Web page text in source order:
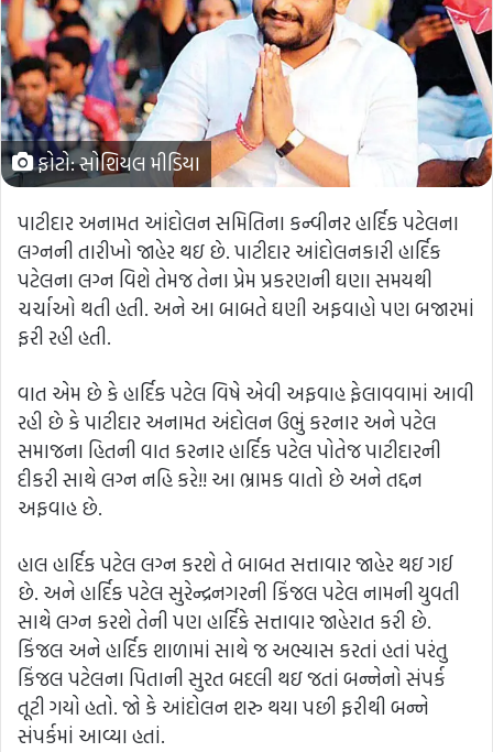
ફોટો: સોશિયલ મીડિયા
પાટીદાર અનામત આંદોલન સમિતિના કન્વીનર હાર્દિક પટેલના
લગ્નની તારીખો જાહેર થઇ છે. પાટીદાર આંદોલનકારી હાર્દિક
પટેલના લગ્ન વિશે તેમજ તેના પ્રેમ પ્રકરણની ઘણા સમયથી
ચર્ચાઓ થતી હતી. અને આ બાબતે ઘણી અફવાહો પણ બજારમાં
ફરી રહી હતી.
વાત એમ છે કે હાર્દિક પટેલ વિષે એવી અફવાહ ફેલાવવામાં આવી
રહી છે કે પાટીદાર અનામત અંદોલન ઉભું કરનાર અને પટેલ
સમાજના હિતની વાત કરનાર હાર્દિક પટેલ પોતેજ પાટીદારની
દીકરી સાથે લગ્ન નહિ કરે!! આ ભ્રામક વાતો છે અને તદ્દન
અફવાહ છે.
હાલ હાર્દિક પટેલ લગ્ન કરશે તે બાબત સત્તાવાર જાહેર થઇ ગઈ
છે. અને હાર્દિક પટેલ સુરેન્દ્રનગરની કિંજલ પટેલ નામની યુવતી
સાથે લગ્ન કરશે તેની પણ હાર્દિકે સત્તાવાર જાહેરાત કરી છે.
કિંજલ અને હાર્દિક શાળામાં સાથે જ અભ્યાસ કરતાં હતાં પરંતુ
કિંજલ પટેલના પિતાની સુરત બદલી થઇ જતાં બન્નેનો સંપર્ક
તૂટી ગયો હતો. જો કે આંદોલન શરુ થયા પછી ફરીથી બન્ને
સંપર્કમાં આવ્યા હતાં.